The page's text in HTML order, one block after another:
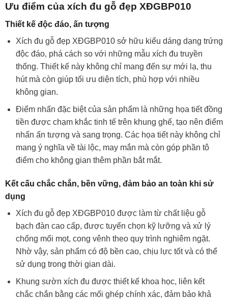
Ưu điểm của xích đu gỗ đẹp XĐGBP010
Thiết kế độc đáo, ấn tượng
Xích đu gỗ đẹp XĐGBP010 sở hữu kiểu dáng dạng trứng
độc đáo, phá cách so với những mẫu xích đu truyền
thống. Thiết kế này không chỉ mang đến sự mới lạ, thu
hút mà còn giúp tối ưu diện tích, phù hợp với nhiều
không gian.
Điểm nhấn đặc biệt của sản phẩm là những họa tiết đồng
tiền được chạm khắc tinh tế trên khung ghế, tạo nên điểm
nhấn ấn tượng và sang trọng. Các họa tiết này không chỉ
mang ý nghĩa về tài lộc, may mắn mà còn góp phần tô
điểm cho không gian thêm phần bắt mắt.
Kết cấu chắc chắn, bền vững, đảm bảo an toàn khi sử
dụng
Xích đu gỗ đẹp XĐGBP010 được làm từ chất liệu gỗ
bạch đàn cao cấp, được tuyển chọn kỹ lưỡng và xử lý
chống mối mọt, cong vênh theo quy trình nghiêm ngặt.
Nhờ vậy, sản phẩm có độ bền cao, chịu lực tốt và có thể
sử dụng trong thời gian dài.
Khung sườn xích đu được thiết kế khoa học, liên kết
chắc chắn bằng các mối ghép chính xác, đảm bảo khả